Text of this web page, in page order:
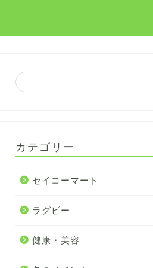
カテゴリー
セイコーマート
ラグビー
健康・美容